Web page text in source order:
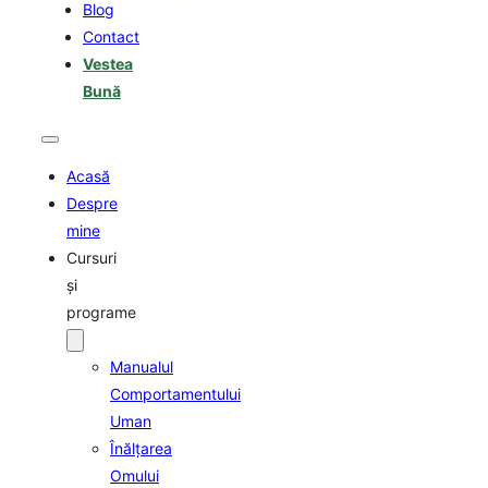
Blog
Contact
Vestea
Bună
Acasă
Despre
mine
Cursuri
şi
programe
Manualul
Comportamentului
Uman
Înălţarea
Omului